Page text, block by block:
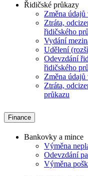
Řidičské průkazy
Změna
Ztráta,
řidičského
Vydání
Udělení
Odevzdání
řidičského
Změna
Ztráta,
průkazu
Finance
Bankovky a mince
Výměna
Odevzdání
Výměna